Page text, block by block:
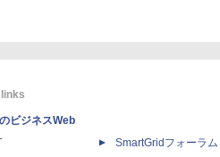
ビジネスWeb
SmartGridフォーラム